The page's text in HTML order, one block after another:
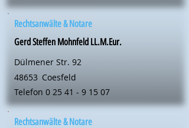
Rechtsanwälte & Notare
Gerd Steffen Mohnfeld LL.M.Eur.
Dülmener Str. 92
48653 Coesfeld
Telefon 0 25 41 - 9 15 07
Rechtsanwälte & Notare